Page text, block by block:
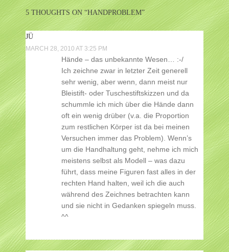
5 THOUGHTS ON “HANDPROBLEM”
JÜ
MARCH 28, 2010 AT 3:25 PM
Hände – das unbekannte Wesen… :-/
Ich zeichne zwar in letzter Zeit generell
sehr wenig, aber wenn, dann meist nur
Bleistift- oder Tuschestiftskizzen und da
schummle ich mich über die Hände dann
oft ein wenig drüber (v.a. die Proportion
zum restlichen Körper ist da bei meinen
Versuchen immer das Problem). Wenn’s
um die Handhaltung geht, nehme ich mich
meistens selbst als Modell – was dazu
führt, dass meine Figuren fast alles in der
rechten Hand halten, weil ich die auch
während des Zeichnes betrachten kann
und sie nicht in Gedanken spiegeln muss.
^^